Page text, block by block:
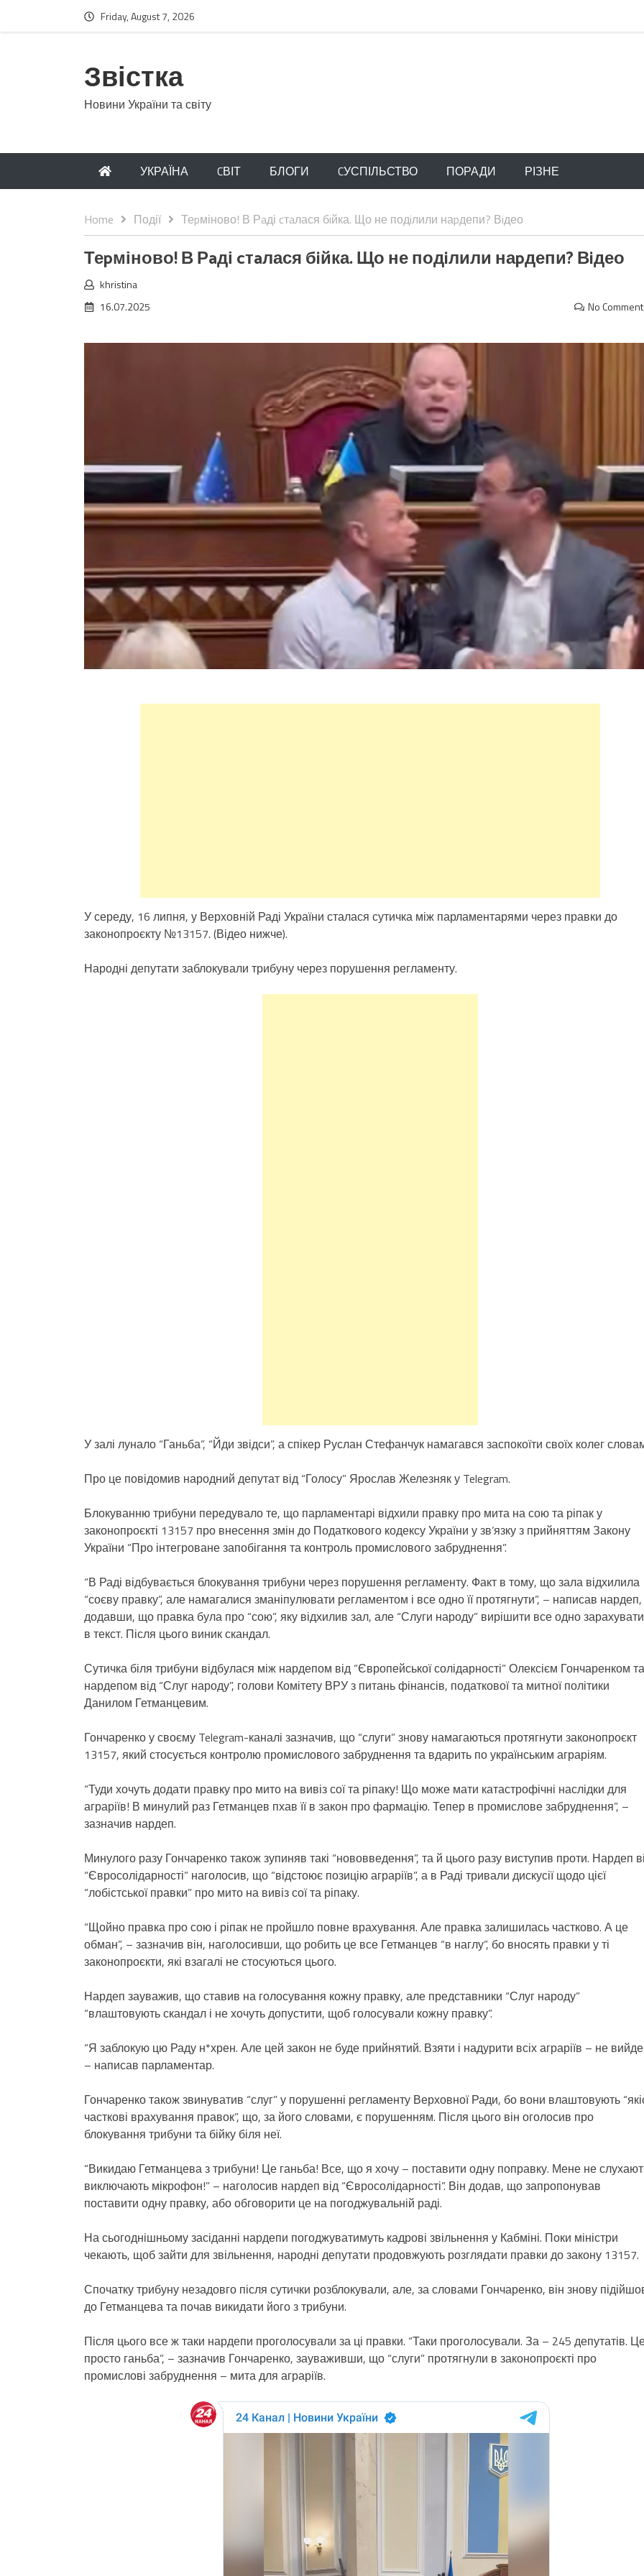
Friday, August 7, 2026
Звістка
Новини України та світу
УКРАЇНА CВІТ БЛОГИ CУСПІЛЬСТВО ПОРАДИ РІЗНЕ
Home Події Теpміново! В Рaді cтaлася бiйка. Що не подiлили наpдепи? Вiдео
Теpміново! В Рaді cтaлася бiйка. Що не подiлили наpдепи? Вiдео
khristina
16.07.2025
No
У середу, 16 липня, у Верховній Раді України сталася сутичка між парламентарями через правки до
законопроєкту №13157. (Відео нижче).
Народні депутати заблокували трибуну через порушення регламенту.
У залі лунало “Ганьба”, “Йди звідси”, а спікер Руслан Стефанчук намагався заспокоїти своїх колег
Про це повідомив народний депутат від “Голосу” Ярослав Железняк у Telegram.
Блокуванню трибуни передувало те, що парламентарі відхили правку про мита на сою та ріпак у
законопроєкті 13157 про внесення змін до Податкового кодексу України у зв’язку з прийняттям Закону
України “Про інтегроване запобігання та контроль промислового забруднення”.
“В Раді відбувається блокування трибуни через порушення регламенту. Факт в тому, що зала відхилила
“соєву правку”, але намагалися зманіпулювати регламентом і все одно її протягнути”, – написав нардеп,
додавши, що правка була про “сою”, яку відхилив зал, але “Слуги народу” вирішити все одно зарахувати
в текст. Після цього виник скандал.
Сутичка біля трибуни відбулася між нардепом від “Європейської солідарності” Олексієм Гончаренком та
нардепом від “Слуг народу”, голови Комітету ВРУ з питань фінансів, податкової та митної політики
Данилом Гетманцевим.
Гончаренко у своєму Telegram-каналі зазначив, що “слуги” знову намагаються протягнути законопроєкт
13157, який стосується контролю промислового забруднення та вдарить по українським аграріям.
“Туди хочуть додати правку про мито на вивіз сої та ріпаку! Що може мати катастрофічні наслідки для
аграріїв! В минулий раз Гетманцев пхав її в закон про фармацію. Тепер в промислове забруднення”, –
зазначив нардеп.
Минулого разу Гончаренко також зупиняв такі “нововведення”, та й цього разу виступив проти. Нардеп
“Євросолідарності” наголосив, що “відстоює позицію аграріїв”, а в Раді тривали дискусії щодо цієї
“лобістської правки” про мито на вивіз сої та ріпаку.
“Щойно правка про сою і ріпак не пройшло повне врахування. Але правка залишилась частково. А це
обман”, – зазначив він, наголосивши, що робить це все Гетманцев “в наглу”, бо вносять правки у ті
законопроєкти, які взагалі не стосуються цього.
Нардеп зауважив, що ставив на голосування кожну правку, але представники “Слуг народу”
“влаштовують скандал і не хочуть допустити, щоб голосували кожну правку”.
“Я заблокую цю Раду н*хрен. Але цей закон не буде прийнятий. Взяти і надурити всіх аграріїв – не
– написав парламентар.
Гончаренко також звинуватив “слуг” у порушенні регламенту Верховної Ради, бо вони влаштовують
часткові врахування правок”, що, за його словами, є порушенням. Після цього він оголосив про
блокування трибуни та бійку біля неї.
“Викидаю Гетманцева з трибуни! Це ганьба! Все, що я хочу – поставити одну поправку. Мене не
виключають мікрофон!” – наголосив нардеп від “Євросолідарності”. Він додав, що запропонував
поставити одну правку, або обговорити це на погоджувальній раді.
На сьогоднішньому засіданні нардепи погоджуватимуть кадрові звільнення у Кабміні. Поки міністри
чекають, щоб зайти для звільнення, народні депутати продовжують розглядати правки до закону 13157.
Спочатку трибуну незадовго після сутички розблокували, але, за словами Гончаренко, він знову
до Гетманцева та почав викидати його з трибуни.
Після цього все ж таки нардепи проголосували за ці правки. “Таки проголосували. За – 245 депутатів.
просто ганьба”, – зазначив Гончаренко, зауваживши, що “слуги” протягнули в законопроєкті про
промислові забруднення – мита для аграріїв.